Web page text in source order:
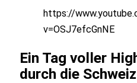
https://
v=OSJ7efcGnNE
Ein Tag voller
durch die Schweiz